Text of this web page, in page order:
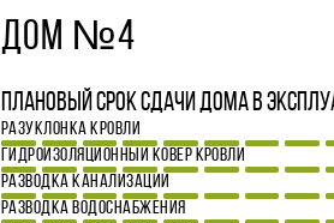
ДОМ №4
Плановый срок сдачи дома в
РАЗУКЛОНКА КРОВЛИ
ГИДРОИЗОЛЯЦИОННЫЙ КОВЕР КРОВЛИ
РАЗВОДКА КАНАЛИЗАЦИИ
РАЗВОДКА ВОДОСНАБЖЕНИЯ